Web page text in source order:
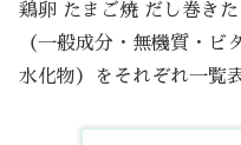
鶏卵 たまご焼 だし巻き
（一般成分・無機質・ビ
水化物）をそれぞれ一覧